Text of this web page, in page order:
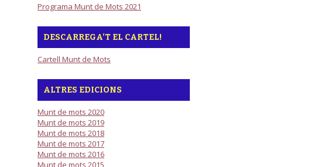
Programa Munt de Mots 2021
DESCARREGA’T EL CARTEL!
Cartell Munt de Mots
ALTRES EDICIONS
Munt de mots 2020
Munt de mots 2019
Munt de mots 2018
Munt de mots 2017
Munt de mots 2016
Munt de mots 2015